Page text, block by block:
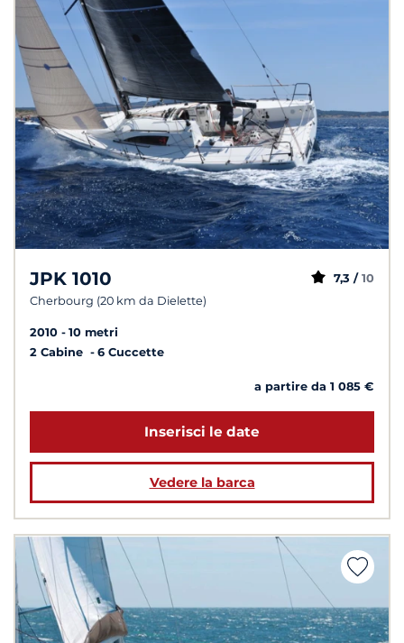
JPK 1010
Cherbourg (20 km da Dielette)
7,3 / 10
2010
10 metri
2 Cabine
6 Cuccette
a partire da 1 085 €
Inserisci le date
Vedere la barca